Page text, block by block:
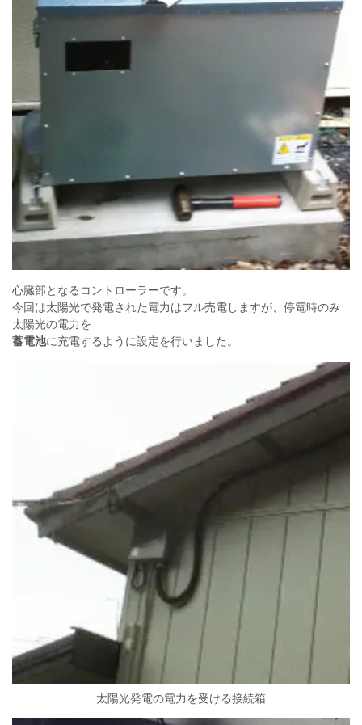
心臓部となるコントローラーです。
今回は太陽光で発電された電力はフル売電しますが、停電時のみ
太陽光の電力を
蓄電池に充電するように設定を行いました。
太陽光発電の電力を受ける接続箱